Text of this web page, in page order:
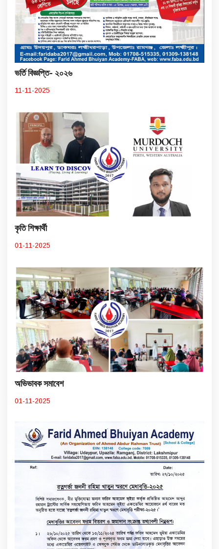
ভর্তি বিজ্ঞপ্তি- ২০২৬
11-11-2025
কৃতি শিক্ষার্থী
01-11-2025
অভিভাবক সমাবেশ
01-11-2025